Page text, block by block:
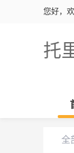
您好，
托
全